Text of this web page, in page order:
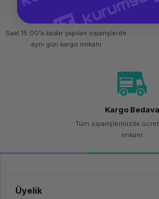
Hızlı Gönderi
Saat 15.00'a kadar yapılan siparişlerde
aynı gün kargo imkanı
Kargo Bedava
Tüm siparişlerinizde
imkanı
Üyelik